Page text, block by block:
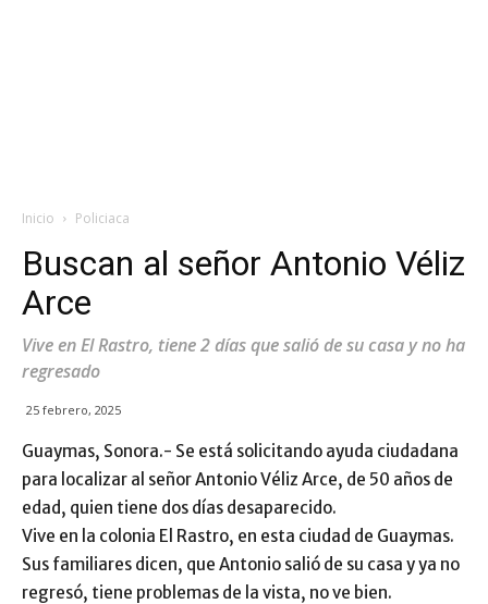
Inicio Policiaca
Buscan al señor Antonio Véliz
Arce
Vive en El Rastro, tiene 2 días que salió de su casa y no ha
regresado
25 febrero, 2025
Guaymas, Sonora.- Se está solicitando ayuda ciudadana
para localizar al señor Antonio Véliz Arce, de 50 años de
edad, quien tiene dos días desaparecido.
Vive en la colonia El Rastro, en esta ciudad de Guaymas.
Sus familiares dicen, que Antonio salió de su casa y ya no
regresó, tiene problemas de la vista, no ve bien.